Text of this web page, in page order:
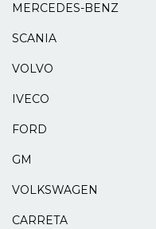
MERCEDES-BENZ
SCANIA
VOLVO
IVECO
FORD
GM
VOLKSWAGEN
CARRETA